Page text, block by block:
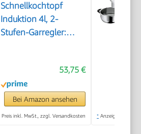
Schnellkochtopf
Induktion 4l, 2-
Stufen-Garregler:
Kapselboden, für alle
Herdarten,
Edelstahl/Schwarz/Grün,
53,75 €
Bei Amazon ansehen
Preis inkl. MwSt., zzgl. Versandkosten * Anzeige